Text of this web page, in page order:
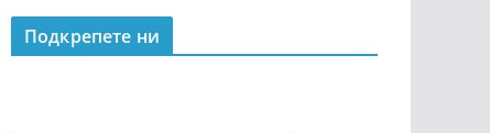
Подкрепeте ни